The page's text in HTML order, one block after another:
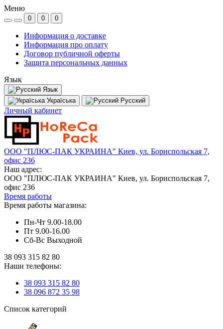
Меню
0 0 0
Информация о доставке
Информация про оплату
Договор публичной оферты
Защита персональных данных
Язык
Язык
Україська
Русский
Личный кабинет
ООО "ПЛЮС-ПАК УКРАИНА" Киев, ул. Бориспольская 7,
офис 236
Наш адрес:
ООО "ПЛЮС-ПАК УКРАИНА" Киев, ул. Бориспольская 7,
офис 236
Время работы
Время работы магазина:
Пн-Чт 9.00-18.00
Пт 9.00-16.00
Сб-Вс Выходной
38 093 315 82 80
Наши телефоны:
38 093 315 82 80
38 096 872 35 98
Список категорий